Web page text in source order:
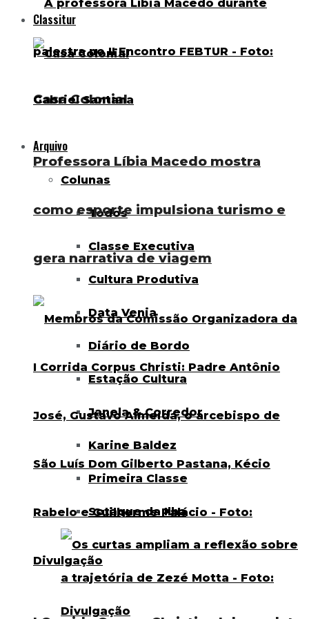
Classitur
Casa Colonial
Arquivo
Colunas
Todos
Classe Executiva
Cultura Produtiva
Data Venia
Diário de Bordo
Estação Cultura
Janela & Corredor
Karine Baldez
Primeira Classe
Sotaque da Ilha
Professora Líbia Macedo mostra
como esporte impulsiona turismo e
gera narrativa de viagem